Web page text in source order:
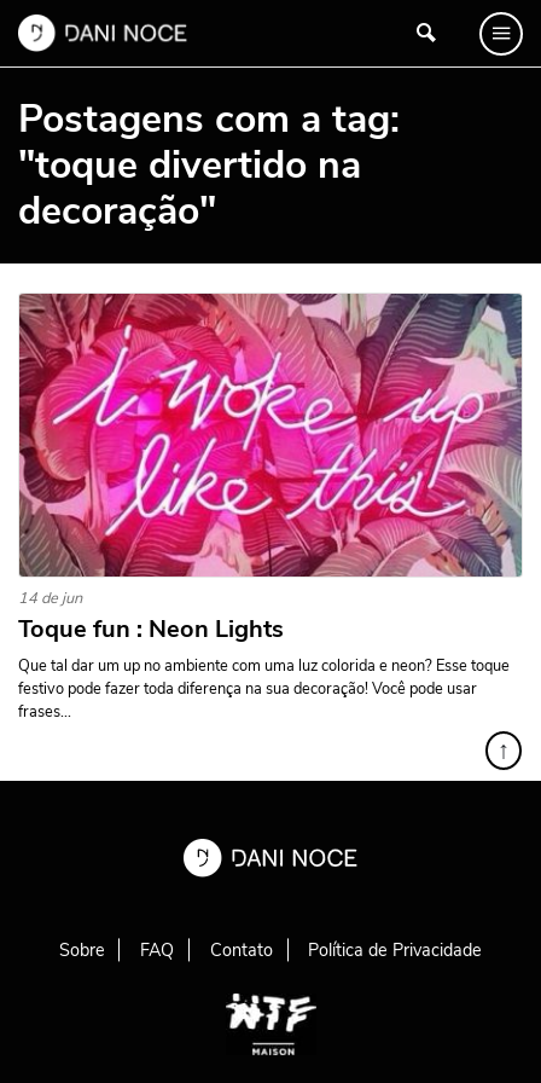
Postagens com a tag:
"toque divertido na
decoração"
14 de jun
Toque fun : Neon Lights
Que tal dar um up no ambiente com uma luz colorida e neon? Esse toque
festivo pode fazer toda diferença na sua decoração! Você pode usar
frases...
↑
Sobre FAQ Contato Política de Privacidade